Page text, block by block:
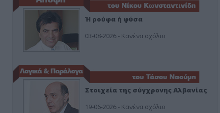
Ή ρούφα ή φύσα
03-08-2026 - Κανένα σχόλιο
Στοιχεία της σύγχρονης Αλβανίας
19-06-2026 - Κανένα σχόλιο